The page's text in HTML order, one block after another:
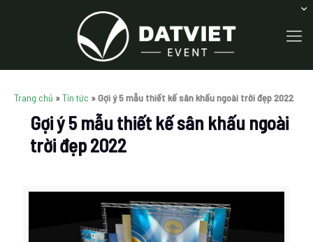
Trang chủ »Tin tức »Gợi ý 5 mẫu thiết kế sân khấu ngoài trời đẹp 2022
Gợi ý 5 mẫu thiết kế sân khấu ngoài
trời đẹp 2022